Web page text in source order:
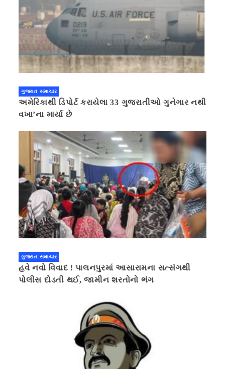
ગુજરાત સમાચાર
અમેરિકાથી ડિપોર્ટ કરાયેલા 33 ગુજરાતીઓ ગુનેગાર નથી
વખા’ના માર્યા છે
ગુજરાત સમાચાર
હવે નવો વિવાદ ! પાલનપુરમાં આસારામના સત્સંગથી
પોલીસ દોડતી થઈ, જામીન શરતોનો ભંગ